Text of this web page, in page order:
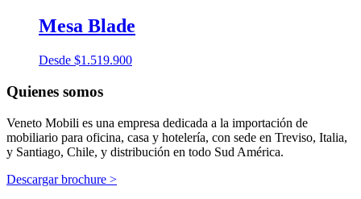
Mesa Blade
Desde $1.519.900
Quienes somos
Veneto Mobili es una empresa dedicada a la importación de
mobiliario para oficina, casa y hotelería, con sede en Treviso, Italia,
y Santiago, Chile, y distribución en todo Sud América.
Descargar brochure >